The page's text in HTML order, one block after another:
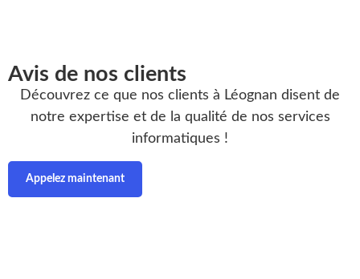
Avis de nos clients
Découvrez ce que nos clients à Léognan disent de
notre expertise et de la qualité de nos services
informatiques !
Appelez maintenant